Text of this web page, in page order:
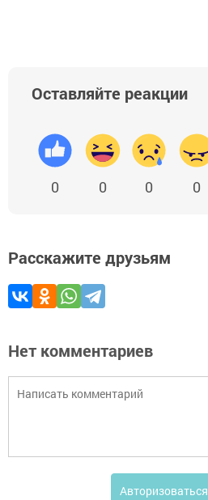
Оставляйте реакции
0 0 0 0
Расскажите друзьям
Нет комментариев
Авторизоваться